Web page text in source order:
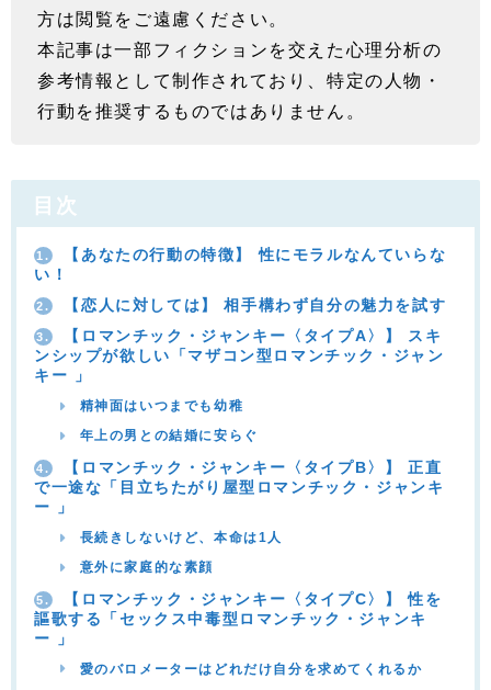
方は閲覧をご遠慮ください。
本記事は一部フィクションを交えた心理分析の
参考情報として制作されており、特定の人物・
行動を推奨するものではありません。
目次
1.
【あなたの行動の特徴】 性にモラルなんていらな
い！
2. 【恋人に対しては】 相手構わず自分の魅力を試す
3.
【ロマンチック・ジャンキー〈タイプA〉】 スキ
ンシップが欲しい「マザコン型ロマンチック・ジャン
キー 」
精神面はいつまでも幼稚
年上の男との結婚に安らぐ
4.
【ロマンチック・ジャンキー〈タイプB〉】 正直
で一途な「目立ちたがり屋型ロマンチック・ジャンキ
ー 」
長続きしないけど、本命は1人
意外に家庭的な素顔
5.
【ロマンチック・ジャンキー〈タイプC〉】 性を
謳歌する「セックス中毒型ロマンチック・ジャンキ
ー 」
愛のバロメーターはどれだけ自分を求めてくれるか